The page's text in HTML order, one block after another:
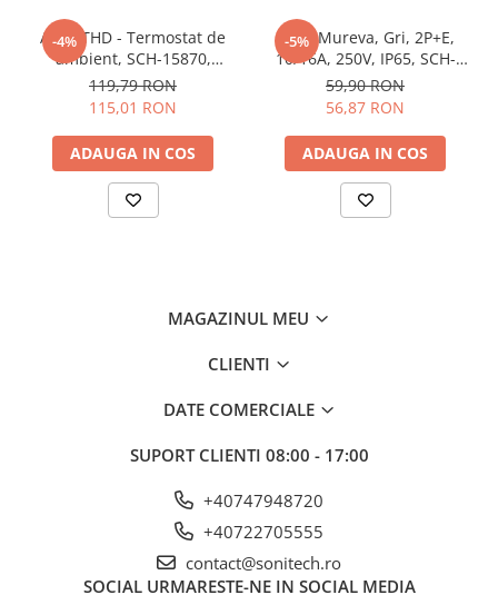
Rame
Suporturi de fixare
Termostate
Variator de tensiune
Întrerupătoare
Contactoare modulare
Protecții diferențiale
Siguranțe fuzibile
Întrerupătoare automate și
Protecția și comanda motoarelor
Contactoare
-4%
Acti9 THD - Termostat de
ambient, SCH-15870,
Schneider Electric -
Schneider
119,79 RON
115,01 RON
ADAUGA IN COS
-5%
Priza Mureva, Gri, 2P+E,
10/16A, 250V, IP65, SCH-
81141, Schneider Electric -
Schneider
59,90 RON
56,87 RON
ADAUGA IN COS
MAGAZINUL MEU
CLIENTI
DATE COMERCIALE
SUPORT CLIENTI 08:00 - 17:00
+40747948720
+40722705555
contact@sonitech.ro
SOCIAL URMARESTE-NE IN SOCIAL MEDIA